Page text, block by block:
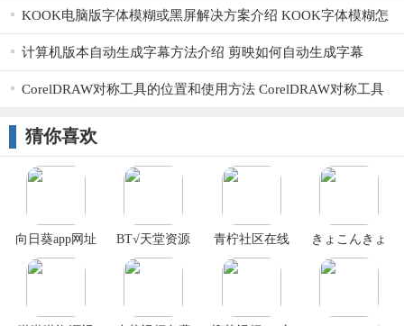
KOOK电脑版字体模糊或黑屏解决方案介绍 KOOK字体模糊怎
计算机版本自动生成字幕方法介绍 剪映如何自动生成字幕
CorelDRAW对称工具的位置和使用方法 CorelDRAW对称工具
猜你喜欢
向日葵app网址
进入18免费站
长统计黑科技
BT√天堂资源
在线官网无限
青柠社区在线
高清视频1完整
版免费在线版
きょこんきょ
うしゃ在线手